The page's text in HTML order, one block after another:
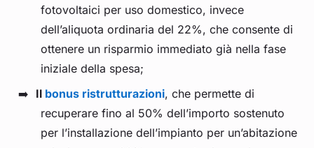
fotovoltaici per uso domestico, invece
dell’aliquota ordinaria del 22%, che consente di
ottenere un risparmio immediato già nella fase
iniziale della spesa;
Il bonus ristrutturazioni, che permette di
recuperare fino al 50% dell’importo sostenuto
per l’installazione dell’impianto per un’abitazione